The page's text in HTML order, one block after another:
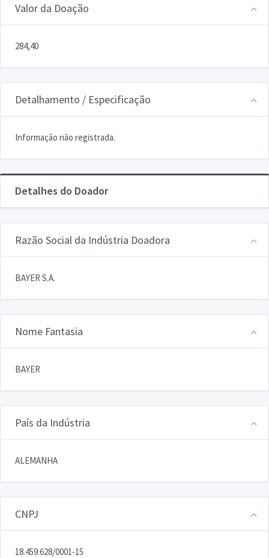
Valor da Doação
284,40
Detalhamento / Especificação
Informação não registrada.
Detalhes do Doador
Razão Social da Indústria Doadora
BAYER S.A.
Nome Fantasia
BAYER
País da Indústria
ALEMANHA
CNPJ
18.459.628/0001-15